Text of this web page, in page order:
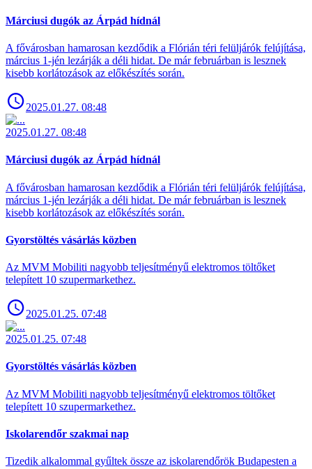
Márciusi dugók az Árpád hídnál
A fővárosban hamarosan kezdődik a Flórián téri felüljárók felújítása,
március 1-jén lezárják a déli hidat. De már februárban is lesznek
kisebb korlátozások az előkészítés során.
2025.01.27. 08:48
2025.01.27. 08:48
Márciusi dugók az Árpád hídnál
A fővárosban hamarosan kezdődik a Flórián téri felüljárók felújítása,
március 1-jén lezárják a déli hidat. De már februárban is lesznek
kisebb korlátozások az előkészítés során.
Gyorstöltés vásárlás közben
Az MVM Mobiliti nagyobb teljesítményű elektromos töltőket
telepített 10 szupermarkethez.
2025.01.25. 07:48
2025.01.25. 07:48
Gyorstöltés vásárlás közben
Az MVM Mobiliti nagyobb teljesítményű elektromos töltőket
telepített 10 szupermarkethez.
Iskolarendőr szakmai nap
Tizedik alkalommal gyűltek össze az iskolarendőrök Budapesten a